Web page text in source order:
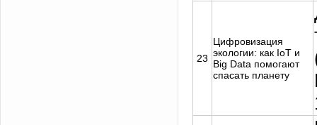
23
Цифровизация
экологии: как IoT и
Big Data помогают
спасать планету